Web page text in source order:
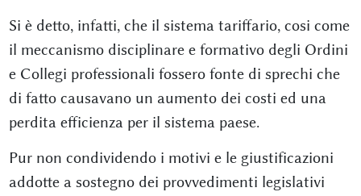
Si è detto, infatti, che il sistema tariffario, cosi come
il meccanismo disciplinare e formativo degli Ordini
e Collegi professionali fossero fonte di sprechi che
di fatto causavano un aumento dei costi ed una
perdita efficienza per il sistema paese.
Pur non condividendo i motivi e le giustificazioni
addotte a sostegno dei provvedimenti legislativi